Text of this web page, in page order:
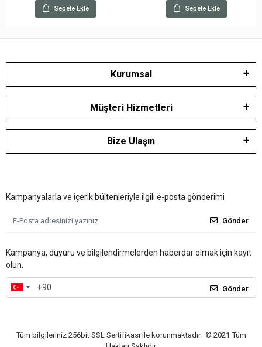
Sepete Ekle Sepete Ekle
Kurumsal
Müşteri Hizmetleri
Bize Ulaşın
Kampanyalarla ve içerik bültenleriyle ilgili e-posta gönderimi
Gönder
Kampanya, duyuru ve bilgilendirmelerden haberdar olmak için kayıt
olun.
Gönder
Tüm bilgileriniz 256bit SSL Sertifikası ile korunmaktadır. © 2021 Tüm